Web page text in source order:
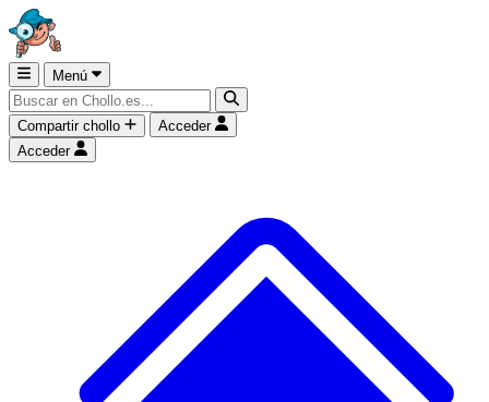
Menú
Compartir chollo
Acceder
Acceder